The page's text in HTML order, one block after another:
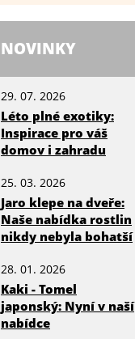
NOVINKY
29. 07. 2026
Léto plné exotiky:
Inspirace pro váš
domov i zahradu
25. 03. 2026
Jaro klepe na dveře:
Naše nabídka rostlin
nikdy nebyla bohatší
28. 01. 2026
Kaki - Tomel
japonský: Nyní v naší
nabídce